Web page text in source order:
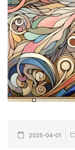
2025-04-01